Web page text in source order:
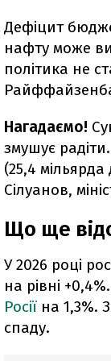
Дефіцит
нафту може
політика не
Нагадаємо!
змушує
(25,4
Сілуанов,
Що ще
У 2026 році
на рівні
Росії на 1,3%.
спаду.